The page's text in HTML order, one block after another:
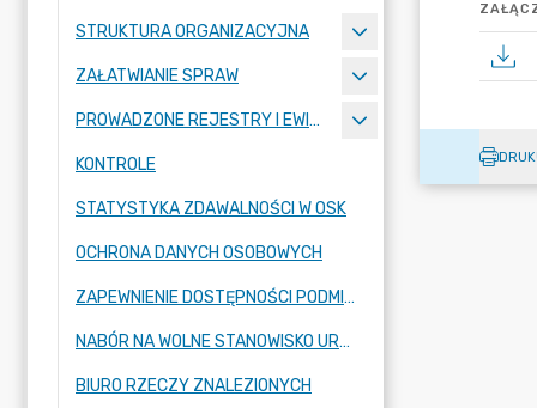
STRUKTURA ORGANIZACYJNA
ZAŁATWIANIE SPRAW
PROWADZONE REJESTRY I EWIDENCJE
KONTROLE
STATYSTYKA ZDAWALNOŚCI W OSK
OCHRONA DANYCH OSOBOWYCH
ZAPEWNIENIE DOSTĘPNOŚCI PODMIOTU PUBLICZNEGO
NABÓR NA WOLNE STANOWISKO URZĘDNICZE
BIURO RZECZY ZNALEZIONYCH